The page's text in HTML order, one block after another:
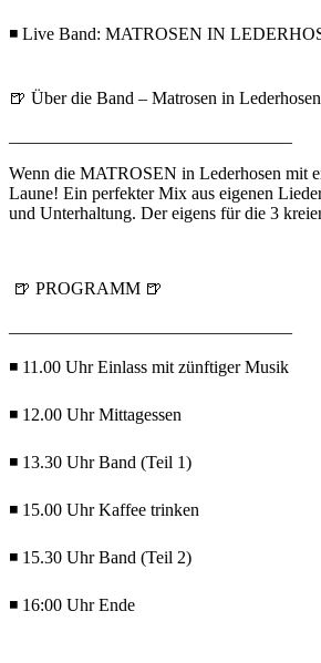
◾ Live Band: MATROSEN IN
🍺 Über die Band – Matrosen in
Wenn die MATROSEN in Lederhosen mit
Laune! Ein perfekter Mix aus eigenen
und Unterhaltung. Der eigens für die 3
🍺 PROGRAMM 🍺
◾ 11.00 Uhr Einlass mit zünftiger Musik
◾ 12.00 Uhr Mittagessen
◾ 13.30 Uhr Band (Teil 1)
◾ 15.00 Uhr Kaffee trinken
◾ 15.30 Uhr Band (Teil 2)
◾ 16:00 Uhr Ende